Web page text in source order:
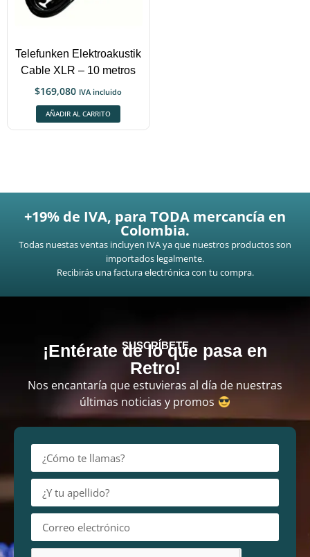
Telefunken Elektroakustik
Cable XLR – 10 metros
$169,080 IVA incluido
AÑADIR AL CARRITO
+19% de IVA, para TODA mercancía en
Colombia.
Todas nuestas ventas incluyen IVA ya que nuestros productos son
importados legalmente.
Recibirás una factura electrónica con tu compra.
SUSCRÍBETE
¡Entérate de lo que pasa en
Retro!
Nos encantaría que estuvieras al día de nuestras
últimas noticias y promos